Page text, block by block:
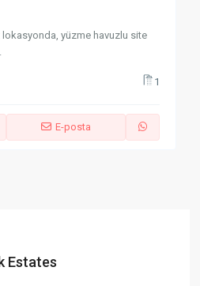
lokasyonda, yüzme havuzlu site
1
E-posta
Estates